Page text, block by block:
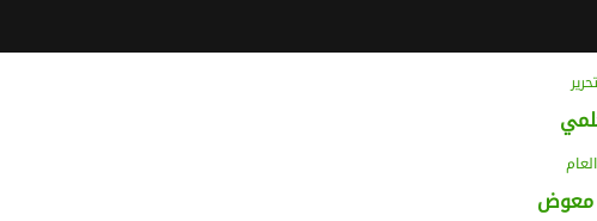
معوض